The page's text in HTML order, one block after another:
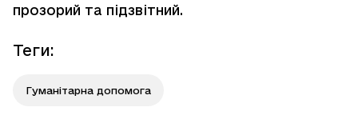
прозорий та підзвітний.
Теги:
Гуманітарна допомога